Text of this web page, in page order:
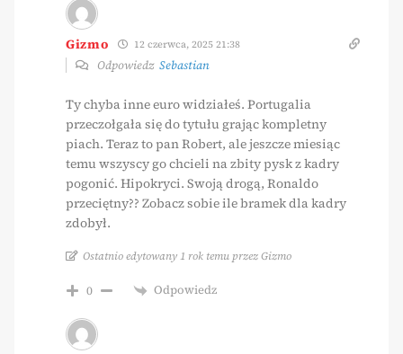
Gizmo 12 czerwca, 2025 21:38
Odpowiedz Sebastian
Ty chyba inne euro widziałeś. Portugalia
przeczołgała się do tytułu grając kompletny
piach. Teraz to pan Robert, ale jeszcze miesiąc
temu wszyscy go chcieli na zbity pysk z kadry
pogonić. Hipokryci. Swoją drogą, Ronaldo
przeciętny?? Zobacz sobie ile bramek dla kadry
zdobył.
Ostatnio edytowany 1 rok temu przez Gizmo
0 Odpowiedz